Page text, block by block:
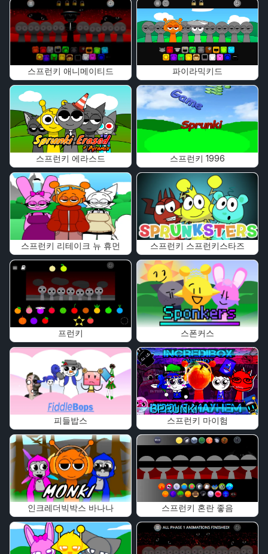
스프런키 애니메이티드 파이라믹키드
스프런키 에라스드 스프런키 1996
스프런키 리테이크 뉴 휴먼 스프런키 스프런키스타즈
프런키 스폰커스
피들밥스 스프런키 마이험
인크레더빅박스 바나나 스프런키 혼란 좋음